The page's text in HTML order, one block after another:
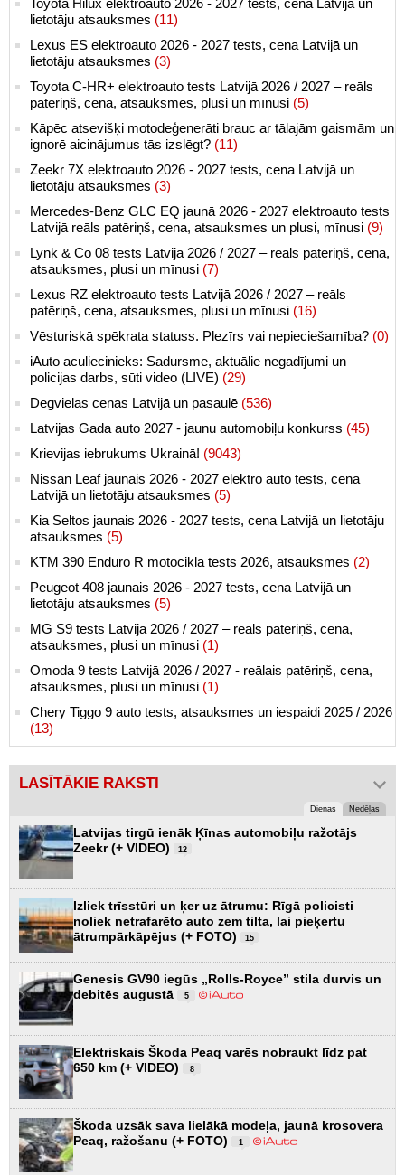
Toyota Hilux elektroauto 2026 - 2027 tests, cena Latvijā un
lietotāju atsauksmes (11)
Lexus ES elektroauto 2026 - 2027 tests, cena Latvijā un
lietotāju atsauksmes (3)
Toyota C-HR+ elektroauto tests Latvijā 2026 / 2027 – reāls
patēriņš, cena, atsauksmes, plusi un mīnusi (5)
Kāpēc atsevišķi motodeģenerāti brauc ar tālajām gaismām un
ignorē aicinājumus tās izslēgt? (11)
Zeekr 7X elektroauto 2026 - 2027 tests, cena Latvijā un
lietotāju atsauksmes (3)
Mercedes-Benz GLC EQ jaunā 2026 - 2027 elektroauto tests
Latvijā reāls patēriņš, cena, atsauksmes un plusi, mīnusi (9)
Lynk & Co 08 tests Latvijā 2026 / 2027 – reāls patēriņš, cena,
atsauksmes, plusi un mīnusi (7)
Lexus RZ elektroauto tests Latvijā 2026 / 2027 – reāls
patēriņš, cena, atsauksmes, plusi un mīnusi (16)
Vēsturiskā spēkrata statuss. Plezīrs vai nepieciešamība? (0)
iAuto aculiecinieks: Sadursme, aktuālie negadījumi un
policijas darbs, sūti video (LIVE) (29)
Degvielas cenas Latvijā un pasaulē (536)
Latvijas Gada auto 2027 - jaunu automobiļu konkurss (45)
Krievijas iebrukums Ukrainā! (9043)
Nissan Leaf jaunais 2026 - 2027 elektro auto tests, cena
Latvijā un lietotāju atsauksmes (5)
Kia Seltos jaunais 2026 - 2027 tests, cena Latvijā un lietotāju
atsauksmes (5)
KTM 390 Enduro R motocikla tests 2026, atsauksmes (2)
Peugeot 408 jaunais 2026 - 2027 tests, cena Latvijā un
lietotāju atsauksmes (5)
MG S9 tests Latvijā 2026 / 2027 – reāls patēriņš, cena,
atsauksmes, plusi un mīnusi (1)
Omoda 9 tests Latvijā 2026 / 2027 - reālais patēriņš, cena,
atsauksmes, plusi un mīnusi (1)
Chery Tiggo 9 auto tests, atsauksmes un iespaidi 2025 / 2026
(13)
LASĪTĀKIE RAKSTI
Dienas Nedēļas
Latvijas tirgū ienāk Ķīnas automobiļu ražotājs
Zeekr (+ VIDEO)
12
Izliek trīsstūri un ķer uz ātrumu: Rīgā policisti
noliek netrafarēto auto zem tilta, lai pieķertu
ātrumpārkāpējus (+ FOTO)
15
Genesis GV90 iegūs „Rolls-Royce” stila durvis un
debitēs augustā
5
Elektriskais Škoda Peaq varēs nobraukt līdz pat
650 km (+ VIDEO)
8
Škoda uzsāk sava lielākā modeļa, jaunā krosovera
Peaq, ražošanu (+ FOTO)
1